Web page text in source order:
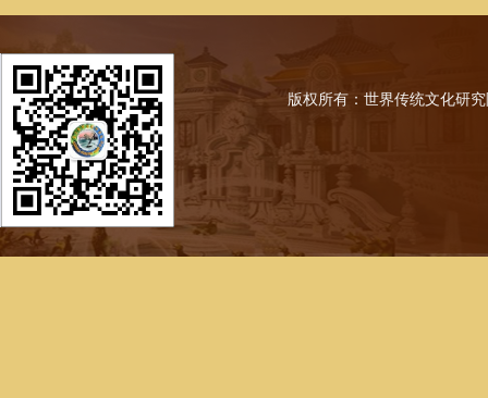
版权所有：世界传统文化研